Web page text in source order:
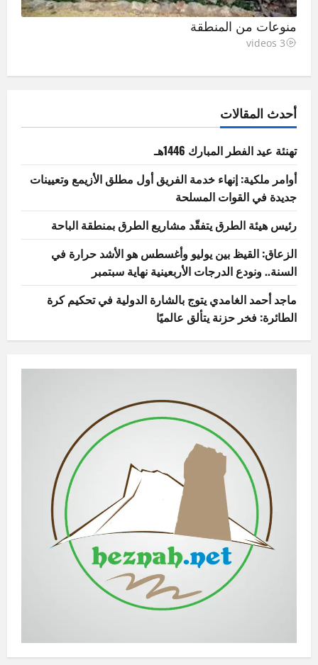
منوعات من المنطقة
3 videos
أحدث المقالات
تهنئة عيد الفطر المبارك 1446هـ
أوامر ملكية: إنهاء خدمة الفريق أول مطلق الأزيمع وتعيينات
جديدة في القوات المسلحة
رئيس هيئة الطرق يتفقّد مشاريع الطرق بمنطقة الباحة
الزعاق: القيظ بين يوليو وأغسطس هو الأشد حرارة في
السنة.. ونودع الدرجات الأربعينية نهاية سبتمبر
ماجد أحمد الغامدي يتوج بالشارة الدولية في تحكيم كرة
الطائرة: فخر حزنة يتألق عالميًا